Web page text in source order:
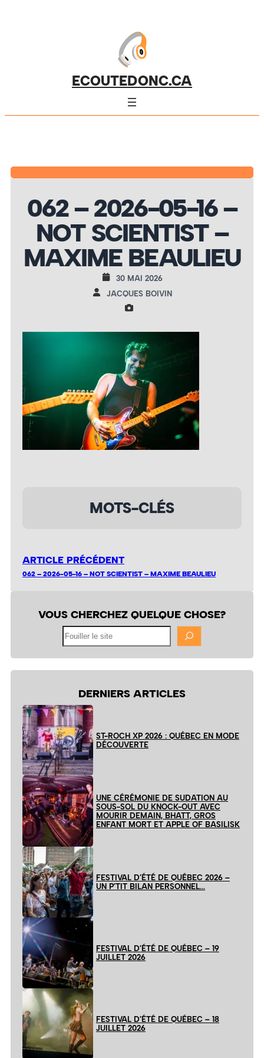
ECOUTEDONC.CA
062 – 2026-05-16 –
NOT SCIENTIST –
MAXIME BEAULIEU
30 MAI 2026
JACQUES BOIVIN
MOTS-CLÉS
ARTICLE PRÉCÉDENT
062 – 2026-05-16 – NOT SCIENTIST – MAXIME BEAULIEU
VOUS CHERCHEZ QUELQUE CHOSE?
DERNIERS ARTICLES
ST-ROCH XP 2026 : QUÉBEC EN MODE
DÉCOUVERTE
UNE CÉRÉMONIE DE SUDATION AU
SOUS-SOL DU KNOCK-OUT AVEC
MOURIR DEMAIN, BHATT, GROS
ENFANT MORT ET APPLE OF BASILISK
FESTIVAL D’ÉTÉ DE QUÉBEC 2026 –
UN P’TIT BILAN PERSONNEL…
FESTIVAL D’ÉTÉ DE QUÉBEC – 19
JUILLET 2026
FESTIVAL D’ÉTÉ DE QUÉBEC – 18
JUILLET 2026